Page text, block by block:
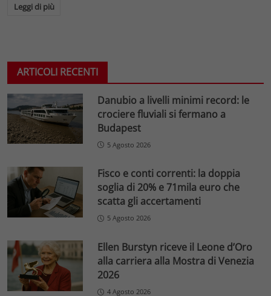
Leggi di più
ARTICOLI RECENTI
Danubio a livelli minimi record: le
crociere fluviali si fermano a
Budapest
5 Agosto 2026
Fisco e conti correnti: la doppia
soglia di 20% e 71mila euro che
scatta gli accertamenti
5 Agosto 2026
Ellen Burstyn riceve il Leone d’Oro
alla carriera alla Mostra di Venezia
2026
4 Agosto 2026